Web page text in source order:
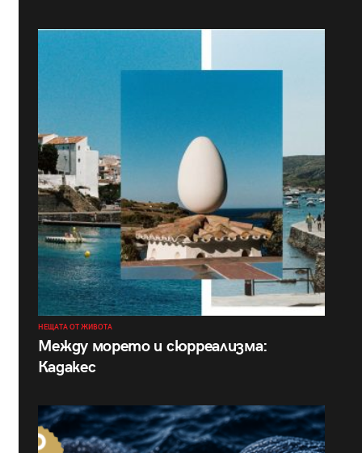
НЕЩАТА ОТ ЖИВОТА
Между морето и сюрреализма:
Кадакес